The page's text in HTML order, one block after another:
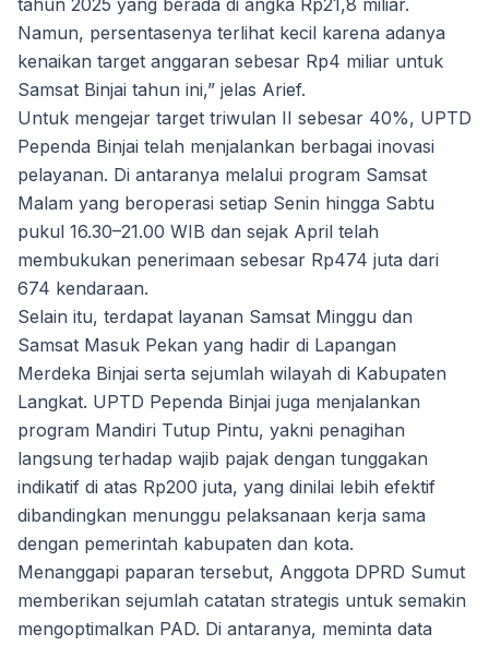
tahun 2025 yang berada di angka Rp21,8 miliar.
Namun, persentasenya terlihat kecil karena adanya
kenaikan target anggaran sebesar Rp4 miliar untuk
Samsat Binjai tahun ini,” jelas Arief.
Untuk mengejar target triwulan II sebesar 40%, UPTD
Pependa Binjai telah menjalankan berbagai inovasi
pelayanan. Di antaranya melalui program Samsat
Malam yang beroperasi setiap Senin hingga Sabtu
pukul 16.30–21.00 WIB dan sejak April telah
membukukan penerimaan sebesar Rp474 juta dari
674 kendaraan.
Selain itu, terdapat layanan Samsat Minggu dan
Samsat Masuk Pekan yang hadir di Lapangan
Merdeka Binjai serta sejumlah wilayah di Kabupaten
Langkat. UPTD Pependa Binjai juga menjalankan
program Mandiri Tutup Pintu, yakni penagihan
langsung terhadap wajib pajak dengan tunggakan
indikatif di atas Rp200 juta, yang dinilai lebih efektif
dibandingkan menunggu pelaksanaan kerja sama
dengan pemerintah kabupaten dan kota.
Menanggapi paparan tersebut, Anggota DPRD Sumut
memberikan sejumlah catatan strategis untuk semakin
mengoptimalkan PAD. Di antaranya, meminta data